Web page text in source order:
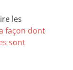
les
façon dont
sont